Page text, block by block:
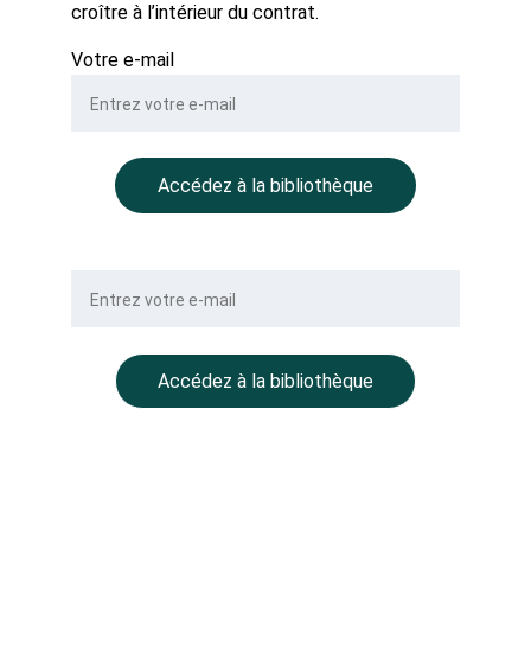
croître à l’intérieur du contrat.
Votre e-mail
Accédez à la bibliothèque
Accédez à la bibliothèque